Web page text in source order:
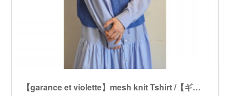
【garance et violette】mesh knit Tshirt /【ギャランスエトヴィオレット】メッシュニットTシャツ